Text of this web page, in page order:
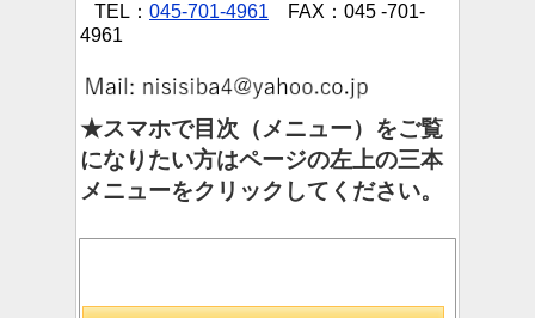
TEL： 045-701-4961 FAX：045 -701-
4961
★スマホで目次（メニュー）をご覧
になりたい方はページの左上の三本
メニューをクリックしてください。